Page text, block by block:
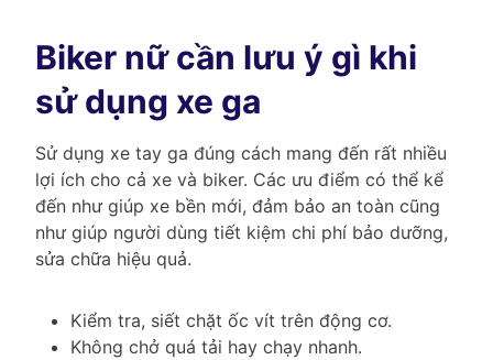
Biker nữ cần lưu ý gì khi
sử dụng xe ga
Sử dụng xe tay ga đúng cách mang đến rất nhiều
lợi ích cho cả xe và biker. Các ưu điểm có thể kể
đến như giúp xe bền mới, đảm bảo an toàn cũng
như giúp người dùng tiết kiệm chi phí bảo dưỡng,
sửa chữa hiệu quả.
Kiểm tra, siết chặt ốc vít trên động cơ.
Không chở quá tải hay chạy nhanh.